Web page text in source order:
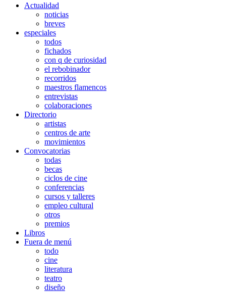
Actualidad
noticias
breves
especiales
todos
fichados
con q de curiosidad
el rebobinador
recorridos
maestros flamencos
entrevistas
colaboraciones
Directorio
artistas
centros de arte
movimientos
Convocatorias
todas
becas
ciclos de cine
conferencias
cursos y talleres
empleo cultural
otros
premios
Libros
Fuera de menú
todo
cine
literatura
teatro
diseño